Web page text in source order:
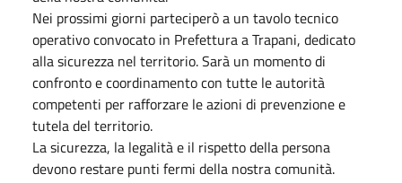
Nei prossimi giorni parteciperò a un tavolo tecnico
operativo convocato in Prefettura a Trapani, dedicato
alla sicurezza nel territorio. Sarà un momento di
confronto e coordinamento con tutte le autorità
competenti per rafforzare le azioni di prevenzione e
tutela del territorio.
La sicurezza, la legalità e il rispetto della persona
devono restare punti fermi della nostra comunità.